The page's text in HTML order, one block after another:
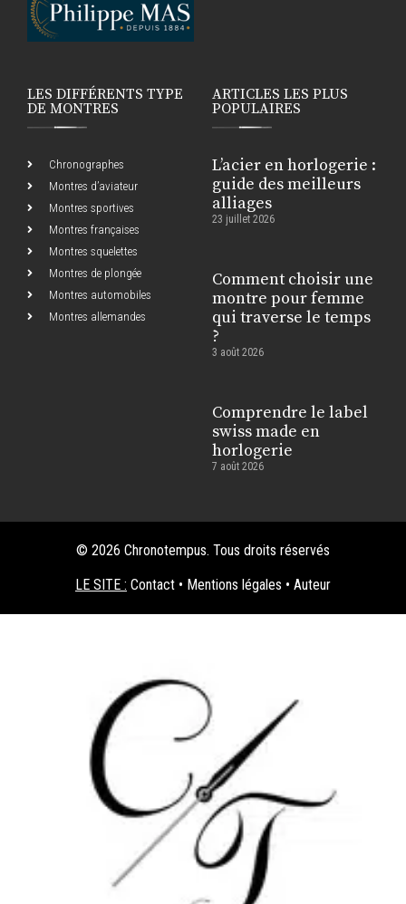
LES DIFFÉRENTS TYPE
DE MONTRES
Chronographes
Montres d’aviateur
Montres sportives
Montres françaises
Montres squelettes
Montres de plongée
Montres automobiles
Montres allemandes
ARTICLES LES PLUS
POPULAIRES
L’acier en horlogerie :
guide des meilleurs
alliages
23 juillet 2026
Comment choisir une
montre pour femme
qui traverse le temps
?
3 août 2026
Comprendre le label
swiss made en
horlogerie
7 août 2026
© 2026 Chronotempus. Tous droits réservés
LE SITE : Contact • Mentions légales • Auteur